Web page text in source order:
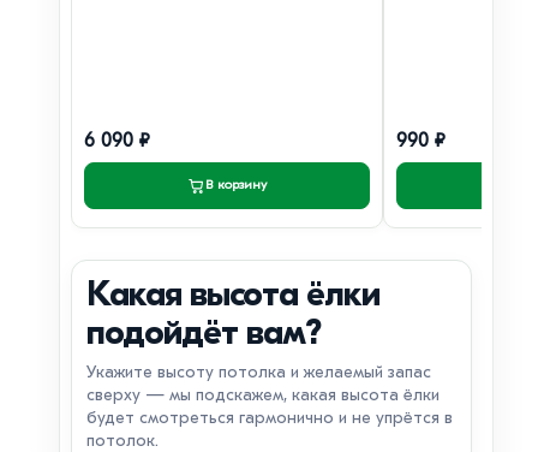
6 090 ₽
В корзину
990 ₽
Какая высота ёлки
подойдёт вам?
Укажите высоту потолка и желаемый запас
сверху — мы подскажем, какая высота ёлки
будет смотреться гармонично и не упрётся в
потолок.